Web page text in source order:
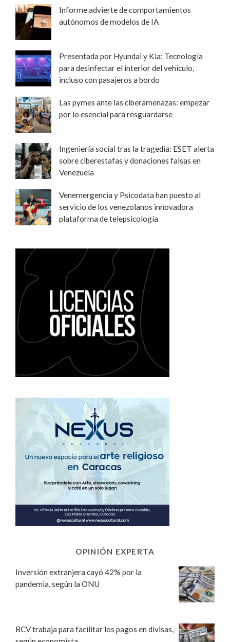
Informe advierte de comportamientos
autónomos de modelos de IA
Presentada por Hyundai y Kia: Tecnología
para desinfectar el interior del vehículo,
incluso con pasajeros a bordo
Las pymes ante las ciberamenazas: empezar
por lo esencial para resguardarse
Ingeniería social tras la tragedia: ESET alerta
sobre ciberestafas y donaciones falsas en
Venezuela
Venemergencia y Psicodata han puesto al
servicio de los venezolanos innovadora
plataforma de telepsicología
OPINIÓN EXPERTA
Inversión extranjera cayó 42% por la
pandemia, según la ONU
BCV trabaja para facilitar los pagos en divisas,